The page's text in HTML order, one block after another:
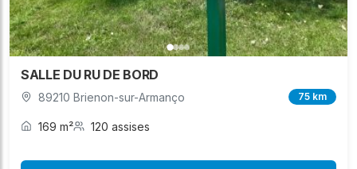
SALLE DU RU DE BORD
89210 Brienon-sur-Armanço 75 km
169 m² 120 assises